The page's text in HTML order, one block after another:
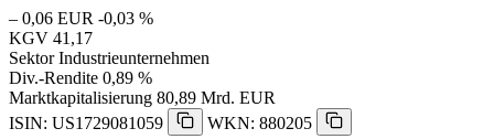
– 0,06 EUR -0,03 %
KGV 41,17
Sektor Industrieunternehmen
Div.-Rendite 0,89 %
Marktkapitalisierung 80,89 Mrd. EUR
ISIN: US1729081059
WKN: 880205